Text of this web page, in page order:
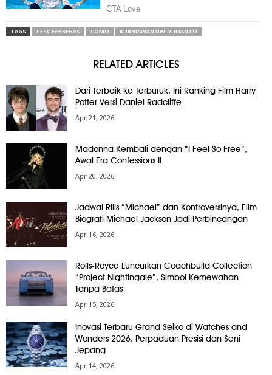
TAGS CESC FABREGAS COMO KURNIAWAN DWI YULIANTO
RELATED ARTICLES
Dari Terbaik ke Terburuk, Ini Ranking Film Harry
Potter Versi Daniel Radcliffe
Apr 21, 2026
Madonna Kembali dengan “I Feel So Free”,
Awal Era Confessions II
Apr 20, 2026
Jadwal Rilis “Michael” dan Kontroversinya, Film
Biografi Michael Jackson Jadi Perbincangan
Apr 16, 2026
Rolls-Royce Luncurkan Coachbuild Collection
“Project Nightingale”, Simbol Kemewahan
Tanpa Batas
Apr 15, 2026
Inovasi Terbaru Grand Seiko di Watches and
Wonders 2026, Perpaduan Presisi dan Seni
Jepang
Apr 14, 2026